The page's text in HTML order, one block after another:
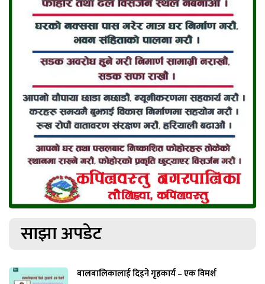
साझा अपडेट
बालबालिकालाई दिइने गृहकार्य – एक विमर्श